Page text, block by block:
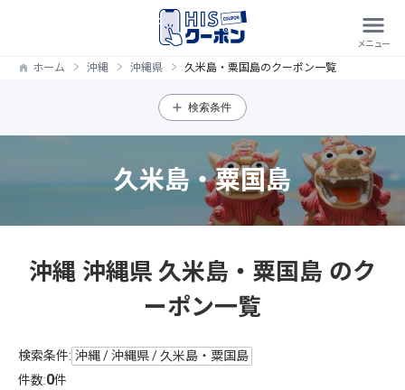
ホーム 沖縄 沖縄県 久米島・粟国島のクーポン一覧
検索条件
久米島・粟国島
沖縄 沖縄県 久米島・粟国島 のク
ーポン一覧
検索条件: 沖縄 / 沖縄県 / 久米島・粟国島
件数:0件